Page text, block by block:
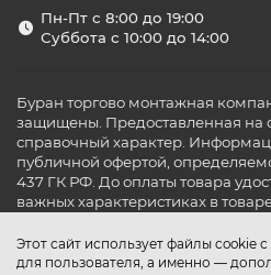
Этот сайт использует файлы cookie
для пользователя, а именно —
Пн-Пт с 8:00 до 19:00
Суббота с 10:00 до 14:00
Буран торгово монтажная
защищены. Предоставленная на
справочный характер.
публичной офертой,
437 ГК РФ. До оплаты товара
важных характеристиках в